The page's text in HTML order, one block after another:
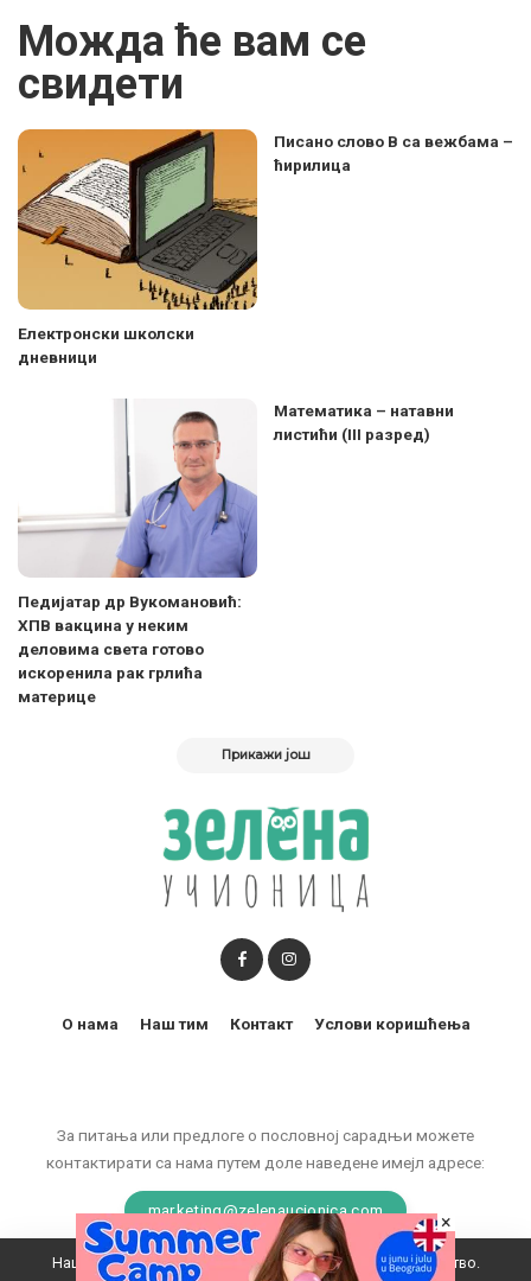
Можда ће вам се
свидети
Електронски школски
дневници
Писано слово В са вежбама –
ћирилица
Педијатар др Вукомановић:
ХПВ вакцина у неким
деловима света готово
искоренила рак грлића
материце
Математика – натавни
листићи (III разред)
Прикажи још
За питања или предлоге о пословној сарадњи можете
контактирати са нама путем доле наведене имејл адресе:
marketing@zelenaucionica.com
О нама Наш тим Контакт Услови коришћења
Наш вебсајт користи колачиће да побољша ваше искуство.
×